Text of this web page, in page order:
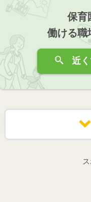
保育
働ける職
近